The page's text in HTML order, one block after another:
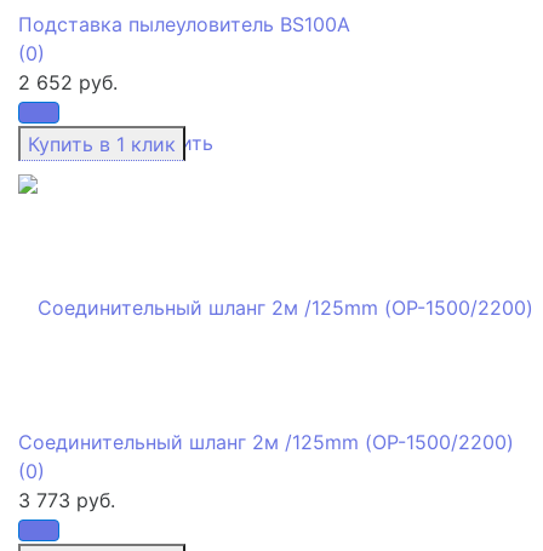
избранное сравнить
Подставка пылеуловитель BS100A
(0)
2 652 руб.
Соединительный шланг 2м /125mm (ОР-1500/2200)
(0)
3 773 руб.